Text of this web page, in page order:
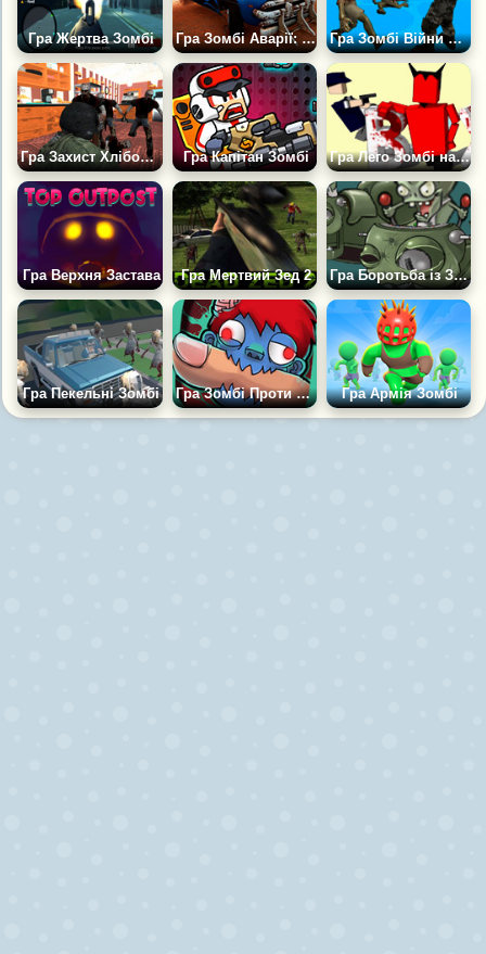
Гра Жертва Зомбі Гра Зомбі Аварії: Зона Дрифту Гра Зомбі Війни Виживання Виживання Зверху Вниз
Гра Захист Хлібопекарні Гра Капітан Зомбі Гра Лего Зомбі на Двох
Гра Верхня Застава Гра Мертвий Зед 2 Гра Боротьба із Зомбі
Гра Пекельні Зомбі Гра Зомбі Проти Пальця Гра Армія Зомбі